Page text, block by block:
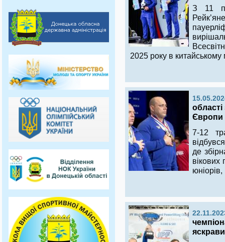
З 11
2025 року в китайському
Європи
7-12
де
вікових
юніорів,